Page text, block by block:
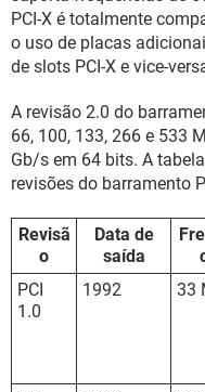
PCI-X é totalmente
o uso de placas
de slots PCI-X e vice-
A revisão 2.0 do
66, 100, 133, 266 e 533
Gb/s em 64 bits. A
revisões do barramento
Revisã
o
Data de
saída
PCI
1.0
1992 33